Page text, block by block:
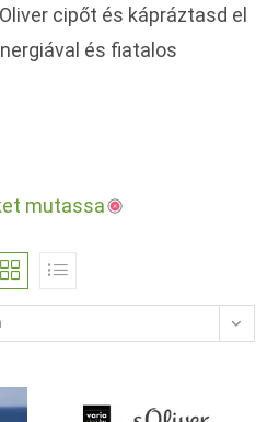
cipőt és kápráztasd el
és fiatalos
mutassa